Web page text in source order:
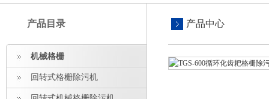
产品目录
机械格栅
回转式格栅除污机
产品中心